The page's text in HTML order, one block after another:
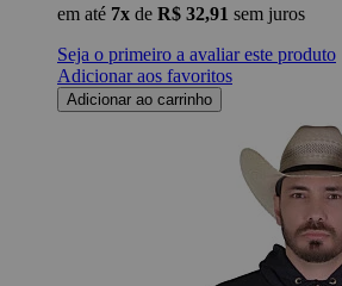
em até 7x de R$ 32,91 sem juros
Seja o primeiro a avaliar este produto
Adicionar aos favoritos
Adicionar ao carrinho